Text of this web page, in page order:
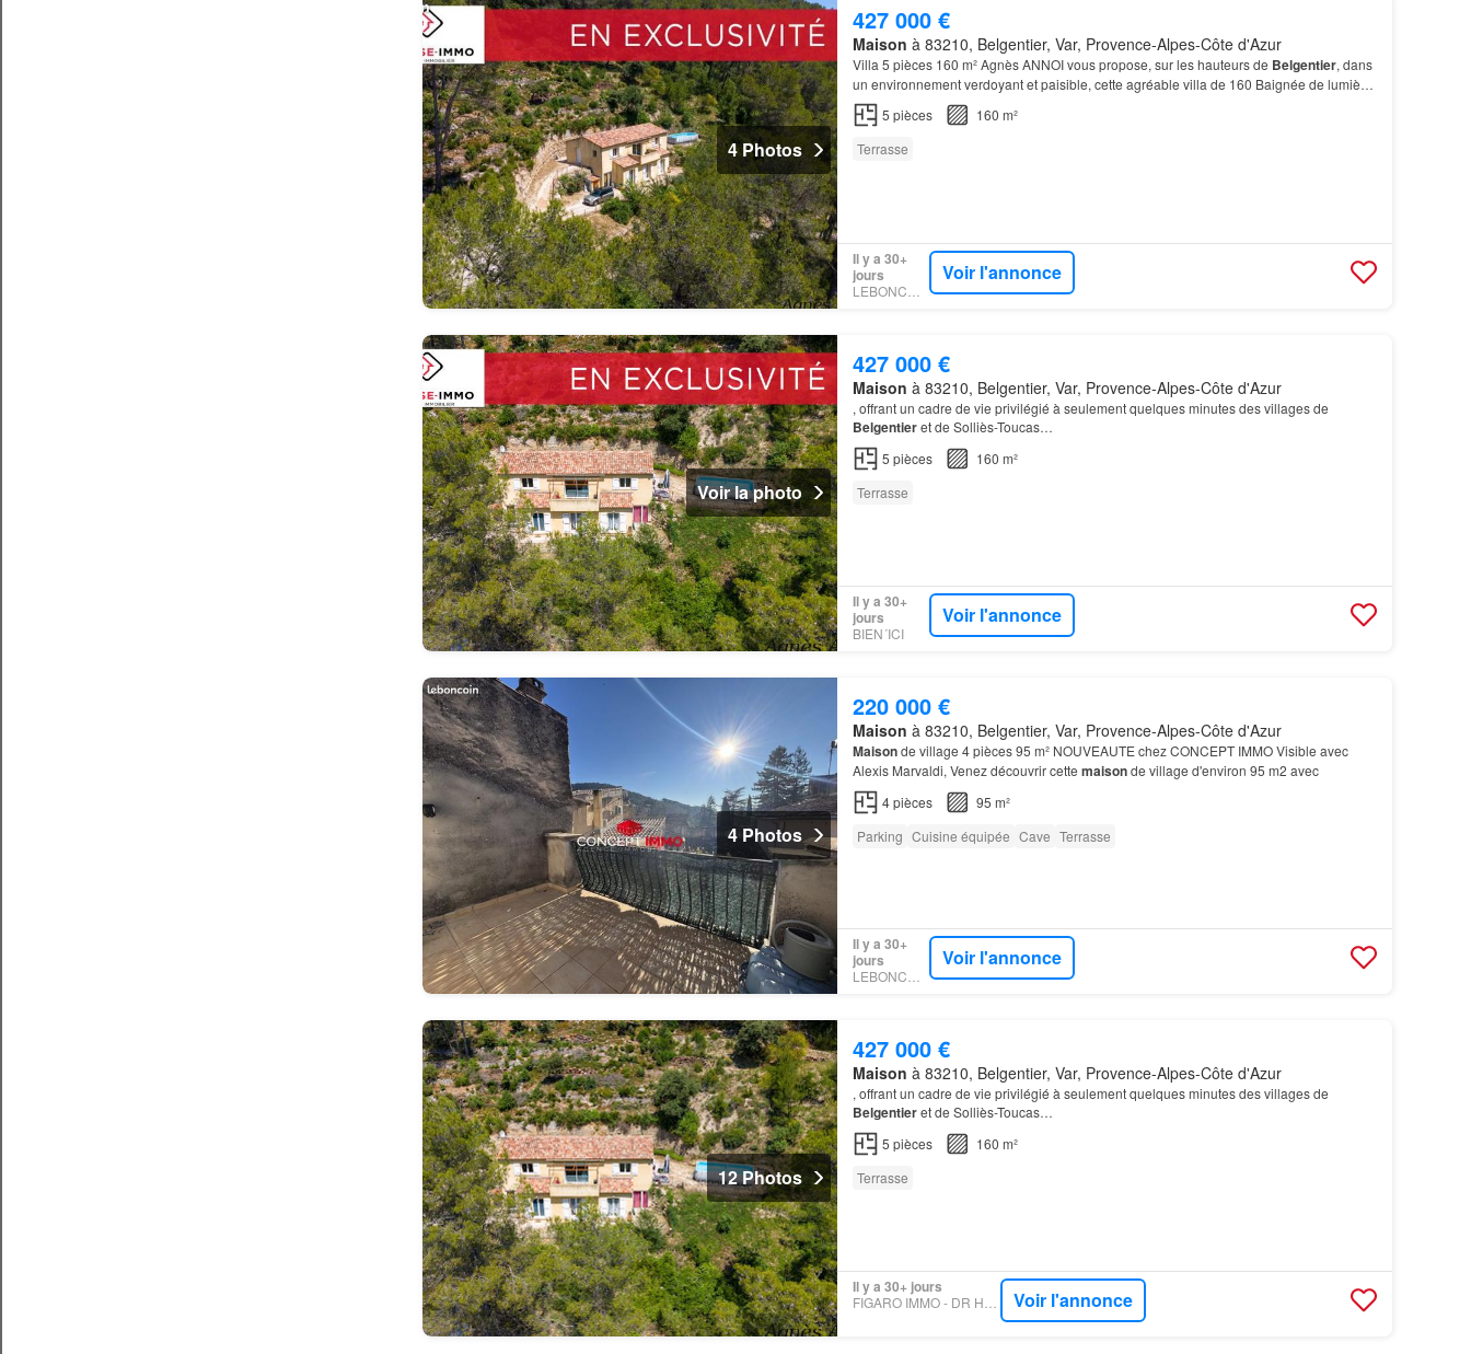
4 Photos
427 000 €
Maison à 83210, Belgentier, Var, Provence-Alpes-Côte d'Azur
Villa 5 pièces 160 m² Agnès ANNOI vous propose, sur les hauteurs de Belgentier, dans
un environnement verdoyant et paisible, cette agréable villa de 160 Baignée de lumière,
cette
séduit par ses beaux volumes et sa dist…
5 pièces
160 m²
Terrasse
Il y a 30+
jours
Voir l'annonce
Voir la photo
427 000 €
Maison à 83210, Belgentier, Var, Provence-Alpes-Côte d'Azur
, offrant un cadre de vie privilégié à seulement quelques minutes des villages de
Belgentieret de Solliès-Toucas…
5 pièces
160 m²
Terrasse
Il y a 30+
jours
BIEN´ICI
Voir l'annonce
4 Photos
220 000 €
Maison à 83210, Belgentier, Var, Provence-Alpes-Côte d'Azur
Maisonde village 4 pièces 95 m² NOUVEAUTE chez CONCEPT IMMO Visible avec
Alexis Marvaldi, Venez découvrir cette maisonde village d'environ 95 m2 avec
4pièces
95 m²
Parking Cuisine équipée Cave Terrasse
Il y a 30+
jours
Voir l'annonce
12 Photos
427 000 €
Maison à 83210, Belgentier, Var, Provence-Alpes-Côte d'Azur
, offrant un cadre de vie privilégié à seulement quelques minutes des villages de
Belgentieret de Solliès-Toucas…
5 pièces
160 m²
Terrasse
Il y a 30+ jours
Voir l'annonce